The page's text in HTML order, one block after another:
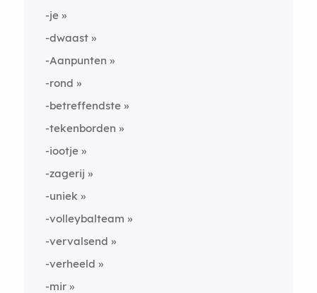
-je
-dwaast
-Aanpunten
-rond
-betreffendste
-tekenborden
-iootje
-zagerij
-uniek
-volleybalteam
-vervalsend
-verheeld
-mir